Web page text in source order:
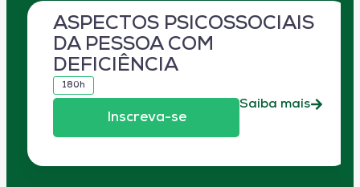
ASPECTOS PSICOSSOCIAIS
DA PESSOA COM
DEFICIÊNCIA
180h
Inscreva-se
Saiba mais